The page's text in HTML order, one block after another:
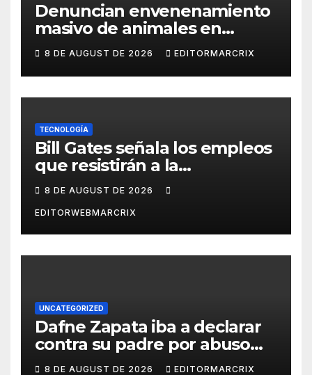
Denuncian envenenamiento
masivo de animales en
Querétaro
8 DE AUGUST DE 2026 EDITORMARCRIX
TECNOLOGÍA
Bill Gates señala los empleos
que resistirán a la
inteligencia artificial
8 DE AUGUST DE 2026
EDITORWEBMARCRIX
UNCATEGORIZED
Dafne Zapata iba a declarar
contra su padre por abuso
sexual
8 DE AUGUST DE 2026 EDITORMARCRIX